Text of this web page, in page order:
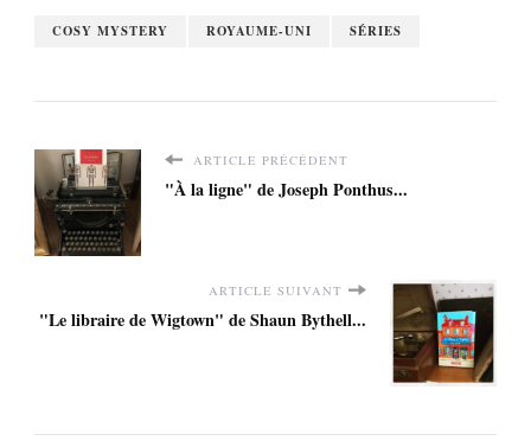
COSY MYSTERY ROYAUME-UNI SÉRIES
ARTICLE PRÉCÉDENT
"À la ligne" de Joseph Ponthus...
ARTICLE SUIVANT
"Le libraire de Wigtown" de Shaun Bythell...